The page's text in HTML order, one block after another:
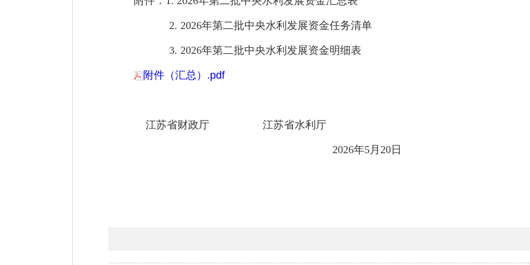
2. 2026年第二批中央水利发展资金任务清单
3. 2026年第二批中央水利发展资金明细表
附件（汇总）.pdf
江苏省财政厅 江苏省水利厅
2026年5月20日